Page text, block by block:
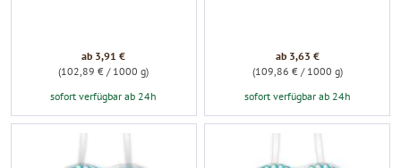
ab 3,91 €
(102,89 € / 1000 g)
sofort verfügbar ab 24h
ab 3,63 €
(109,86 € / 1000 g)
sofort verfügbar ab 24h